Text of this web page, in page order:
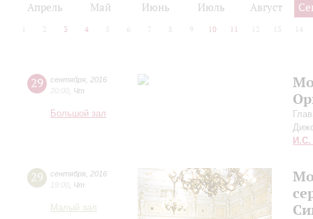
Апрель Май Июнь Июль Август
2 3 4 5 6 7 8 9 10 11 12 13 14
29 сентября 2016
20:00 Чт
Большой зал
И.С.
29 сентября 2016
19:00 Чт
Малый зал